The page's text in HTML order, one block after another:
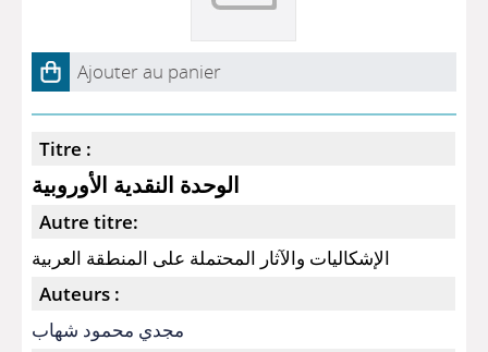
Ajouter au panier
Titre :
الوحدة النقدية الأوروبية
Autre titre:
الإشكاليات والآثار المحتملة على المنطقة العربية
Auteurs :
مجدي محمود شهاب